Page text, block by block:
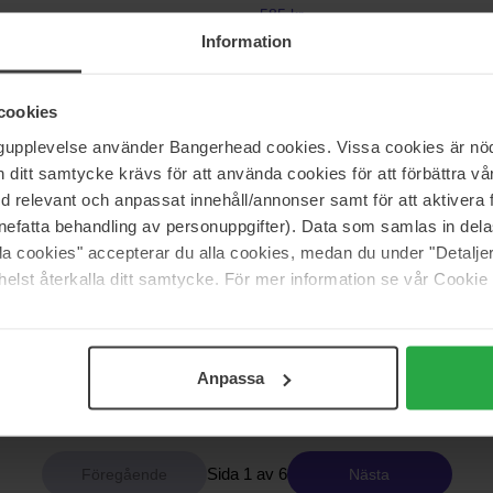
Information
använder Bangerhead cookies. Vissa cookies är
ditt samtycke krävs för att använda cookies för att förbättra
relevant och anpassat innehåll/annonser samt för att aktivera
behandling av personuppgifter). Data som samlas in
cookies" accepterar du alla cookies, medan du under
återkalla ditt samtycke. För mer information se vår
Anpassa
kr
585 kr
Ord. pris 649 kr
kr
Mask
100 ml
540 kr
Ord. pris 599 kr
513 kr
Sida 1 av 6 Nästa